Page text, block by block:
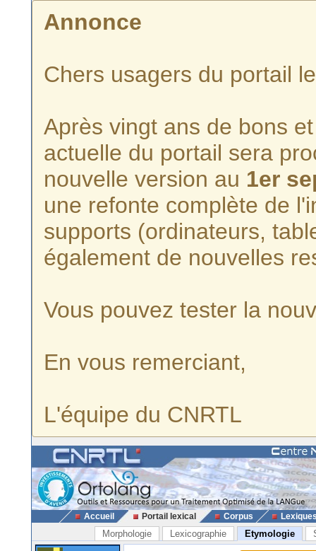
Annonce
Chers usagers du portail
Après vingt ans de bons
actuelle du portail sera
nouvelle version au 1er
une refonte complète de
supports (ordinateurs,
également de nouvelles
Vous pouvez tester la
En vous remerciant,
L'équipe du CNRTL
Accueil Portail lexical Corpus
Morphologie Lexicographie Etymologie